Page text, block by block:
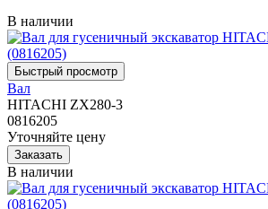
В наличии
Вал
HITACHI ZX280-3
0816205
Уточняйте цену
В наличии